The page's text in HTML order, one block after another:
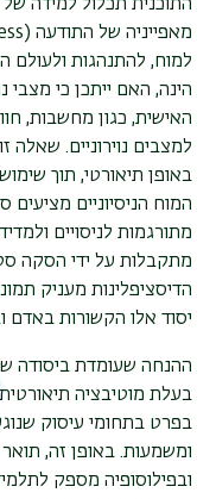
התוכנית תכלול למידה
מאפייניה של התודעה (
למוח, להתנהגות ולעולם
הינה, האם ייתכן כי מצבי
האישית, כגון מחשבות,
למצבים נוירוניים. שאלה
באופן תיאורטי, תוך
המוח הניסיוניים
מתורגמות לניסויים
מתקבלות על ידי הסקה
הדיסציפלינות מעניק
יסוד אלו הקשורות באדם
ההנחה שעומדת ביסודה
בעלת מוטיבציה
בפרט בתחומי עיסוק
ומשמעות. באופן זה,
ובפילוסופיה מספק